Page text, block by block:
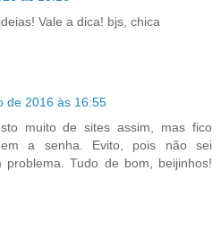
Vale a dica! bjs, chica
de 2016 às 16:55
muito de sites assim, mas fico
a senha. Evito, pois não sei
Tudo de bom, beijinhos!